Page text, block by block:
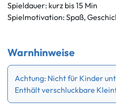
Spieldauer: kurz bis 15 Min
Spielmotivation: Spaß,
Warnhinweise
Achtung: Nicht für Kinder
Enthält verschluckbare